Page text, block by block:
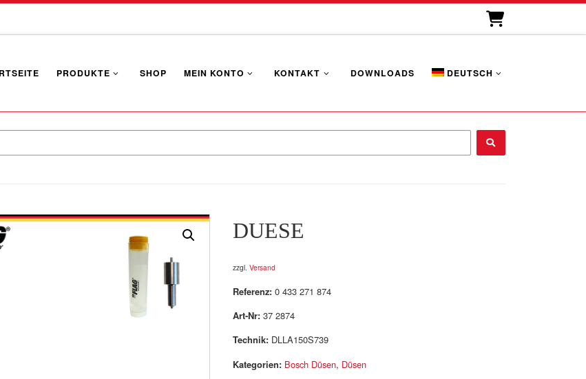
PRODUKTE SHOP MEIN KONTO KONTAKT DOWNLOADS DEUTSCH
DUESE
zzgl. Versand
Referenz: 0 433 271 874
Art-Nr: 37 2874
Technik: DLLA150S739
Kategorien: Bosch Düsen, Düsen